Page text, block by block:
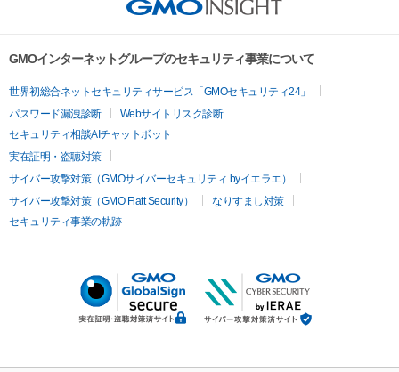
GMOインターネットグループのセキュリティ事業について
世界初総合ネットセキュリティサービス「GMOセキュリティ24」
パスワード漏洩診断
Webサイトリスク診断
セキュリティ相談AIチャットボット
実在証明・盗聴対策
サイバー攻撃対策（GMOサイバーセキュリティ byイエラエ）
サイバー攻撃対策（GMO Flatt Security）
なりすまし対策
セキュリティ事業の軌跡